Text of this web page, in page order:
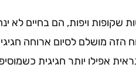
שקופות ויפות, הם בחיים לא
הזה מושלם לסיום ארוחה
אפילו יותר חגיגית